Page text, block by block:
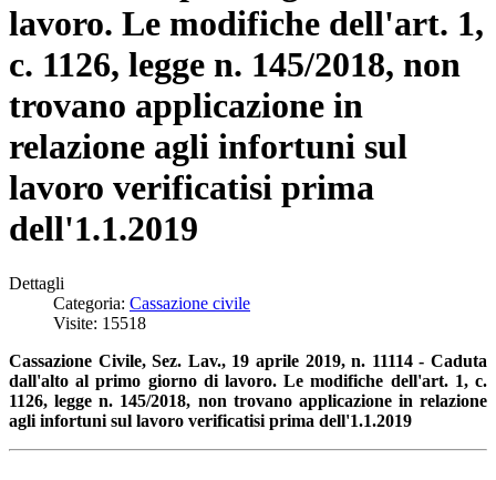
lavoro. Le modifiche dell'art. 1,
c. 1126, legge n. 145/2018, non
trovano applicazione in
relazione agli infortuni sul
lavoro verificatisi prima
dell'1.1.2019
Dettagli
Categoria: Cassazione civile
Visite: 15518
Cassazione Civile, Sez. Lav., 19 aprile 2019, n. 11114 - Caduta
dall'alto al primo giorno di lavoro.Le modifiche dell'art. 1, c.
1126, legge n. 145/2018, non trovano applicazione in relazione
agli infortuni sul lavoro verificatisi prima dell'1.1.2019